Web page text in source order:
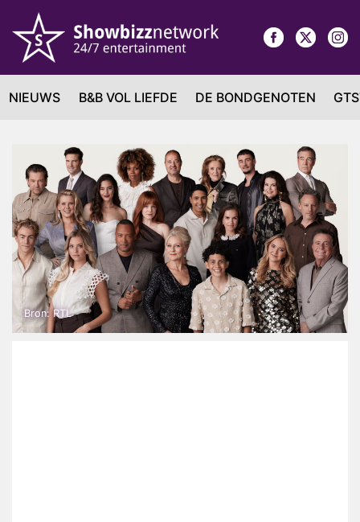
NIEUWS B&B VOL LIEFDE DE BONDGENOTEN
Bron: RTL